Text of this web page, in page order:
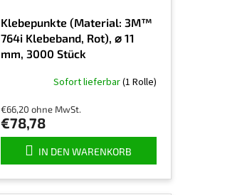
Klebepunkte (Material: 3M™
764i Klebeband, Rot), ⌀ 11
mm, 3000 Stück
Sofort lieferbar(1 Rolle)
€66,20 ohne MwSt.
€78,78
IN DEN WARENKORB